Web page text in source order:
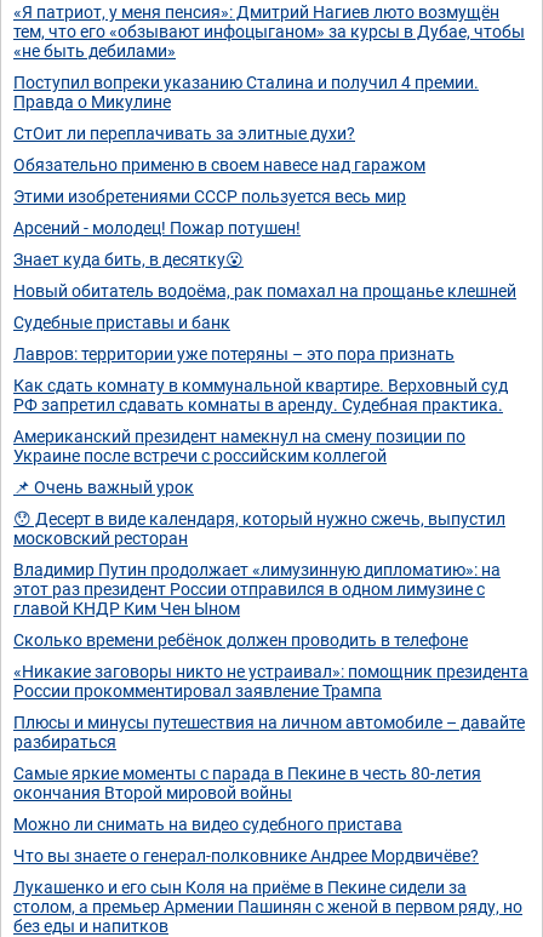
«Я патриот, у меня пенсия»: Дмитрий Нагиев люто возмущён
тем, что его «обзывают инфоцыганом» за курсы в Дубае, чтобы
«не быть дебилами»
Поступил вопреки указанию Сталина и получил 4 премии.
Правда о Микулине
СтОит ли переплачивать за элитные духи?
Обязательно применю в своем навесе над гаражом
Этими изобретениями СССР пользуется весь мир
Арсений - молодец! Пожар потушен!
Знает куда бить, в десятку😮
Новый обитатель водоёма, рак помахал на прощанье клешней
Судебные приставы и банк
Лавров: территории уже потеряны – это пора признать
Как сдать комнату в коммунальной квартире. Верховный суд
РФ запретил сдавать комнаты в аренду. Судебная практика.
Американский президент намекнул на смену позиции по
Украине после встречи с российским коллегой
📌 Очень важный урок
😯 Десерт в виде календаря, который нужно сжечь, выпустил
московский ресторан
Владимир Путин продолжает «лимузинную дипломатию»: на
этот раз президент России отправился в одном лимузине с
главой КНДР Ким Чен Ыном
Сколько времени ребëнок должен проводить в телефоне
«Никакие заговоры никто не устраивал»: помощник президента
России прокомментировал заявление Трампа
Плюсы и минусы путешествия на личном автомобиле – давайте
разбираться
Самые яркие моменты с парада в Пекине в честь 80-летия
окончания Второй мировой войны
Можно ли снимать на видео судебного пристава
Что вы знаете о генерал-полковнике Андрее Мордвичёве?
Лукашенко и его сын Коля на приёме в Пекине сидели за
столом, а премьер Армении Пашинян с женой в первом ряду, но
без еды и напитков